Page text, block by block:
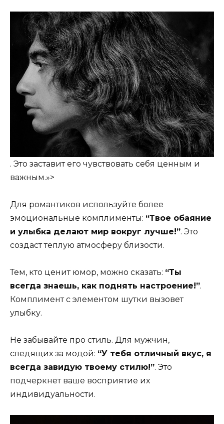
. Это заставит его чувствовать себя ценным и
важным.»>
Для романтиков используйте более
эмоциональные комплименты: “Твое обаяние
и улыбка делают мир вокруг лучше!”. Это
создаст теплую атмосферу близости.
Тем, кто ценит юмор, можно сказать: “Ты
всегда знаешь, как поднять настроение!”.
Комплимент с элементом шутки вызовет
улыбку.
Не забывайте про стиль. Для мужчин,
следящих за модой: “У тебя отличный вкус, я
всегда завидую твоему стилю!”. Это
подчеркнет ваше восприятие их
индивидуальности.